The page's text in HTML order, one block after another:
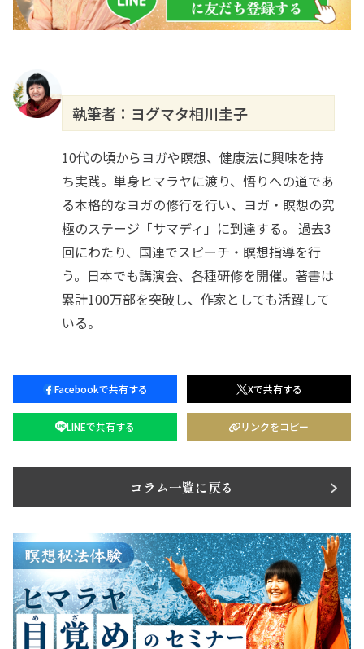
執筆者：ヨグマタ相川圭子
10代の頃からヨガや瞑想、健康法に興味を持
ち実践。単⾝ヒマラヤに渡り、悟りへの道であ
る本格的なヨガの修⾏を⾏い、ヨガ・瞑想の究
極のステージ「サマディ」に到達する。 過去3
回にわたり、国連でスピーチ・瞑想指導を行
う。日本でも講演会、各種研修を開催。著書は
累計100万部を突破し、作家としても活躍して
いる。
Facebookで共有する Xで共有する
LINEで共有する リンクをコピー
コラム一覧に戻る